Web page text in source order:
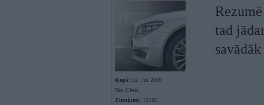
Kopš: 02. Jul 2009
No: Cēsis
Ziņojumi: 12185
tad